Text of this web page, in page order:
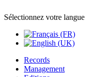
Sélectionnez votre langue
Records
Management